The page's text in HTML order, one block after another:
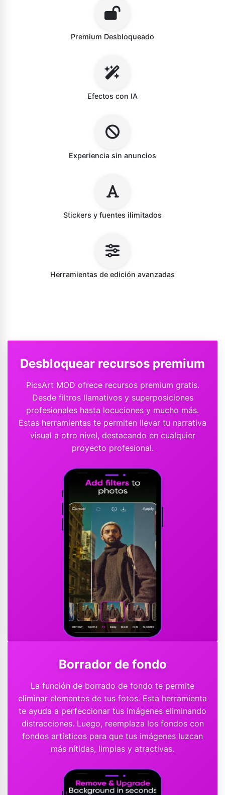
Premium Desbloqueado
Efectos con IA
Experiencia sin anuncios
Stickers y fuentes ilimitados
Herramientas de edición avanzadas
Desbloquear recursos premium
PicsArt MOD ofrece recursos premium gratis.
Desde filtros llamativos y superposiciones
profesionales hasta locuciones y mucho más.
Estas herramientas te permiten llevar tu narrativa
visual a otro nivel, destacando en cualquier
proyecto profesional.
Borrador de fondo
La función de borrado de fondo te permite
eliminar elementos de tus fotos. Esta herramienta
te ayuda a perfeccionar tus imágenes eliminando
distracciones. Luego, reemplaza los fondos con
fondos artísticos para que tus imágenes luzcan
más nítidas, limpias y atractivas.